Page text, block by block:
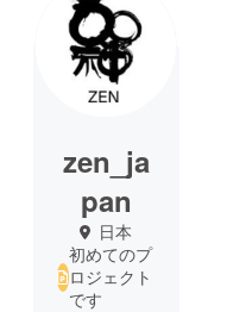
zen_ja
pan
日本
初めてのプ
ロジェクト
です